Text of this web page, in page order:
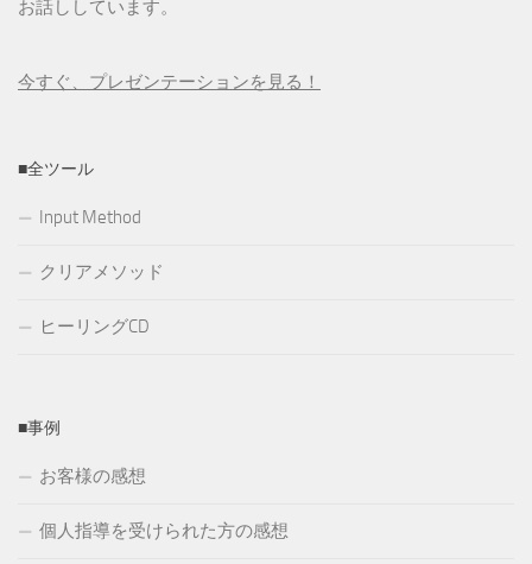
お話ししています。
今すぐ、プレゼンテーションを見る！
■全ツール
Input Method
クリアメソッド
ヒーリングCD
■事例
お客様の感想
個人指導を受けられた方の感想